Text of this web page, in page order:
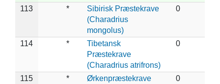
113 *
Sibirisk Præstekrave
(Charadrius
mongolus)
0
114 *
Tibetansk
Præstekrave
(Charadrius atrifrons)
0
115 *
Ørkenpræstekrave
0